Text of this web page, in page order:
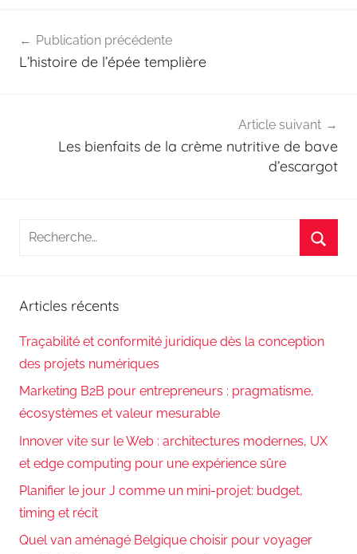
de
Publication précédente
L’histoire de l’épée templière
Article suivant
Les bienfaits de la crème nutritive de bave
d’escargot
Recherche
Articles récents
Traçabilité et conformité juridique dès la conception
des projets numériques
Marketing B2B pour entrepreneurs : pragmatisme,
écosystèmes et valeur mesurable
Innover vite sur le Web : architectures modernes, UX
et edge computing pour une expérience sûre
Planifier le jour J comme un mini-projet: budget,
timing et récit
Quel van aménagé Belgique choisir pour voyager